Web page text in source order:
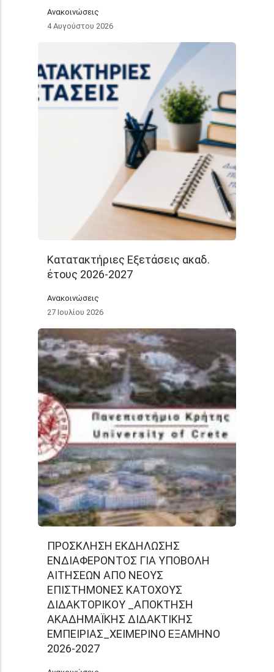
Ανακοινώσεις
4 Αυγούστου 2026
Κατατακτήριες Εξετάσεις ακαδ.
έτους 2026-2027
Ανακοινώσεις
27 Ιουλίου 2026
ΠΡΟΣΚΛΗΣΗ ΕΚΔΗΛΩΣΗΣ
ΕΝΔΙΑΦΕΡΟΝΤΟΣ ΓΙΑ ΥΠΟΒΟΛΗ
ΑΙΤΗΣΕΩΝ ΑΠΟ ΝΕΟΥΣ
ΕΠΙΣΤΗΜΟΝΕΣ ΚΑΤΟΧΟΥΣ
ΔΙΔΑΚΤΟΡΙΚΟΥ _ΑΠΟΚΤΗΣΗ
ΑΚΑΔΗΜΑΪΚΗΣ ΔΙΔΑΚΤΙΚΗΣ
ΕΜΠΕΙΡΙΑΣ_ΧΕΙΜΕΡΙΝΟ ΕΞΑΜΗΝΟ
2026-2027